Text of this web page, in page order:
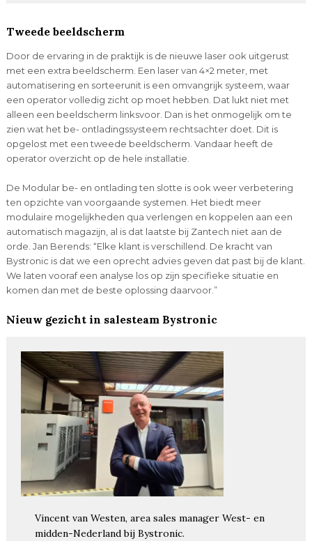
Tweede beeldscherm
Door de ervaring in de praktijk is de nieuwe laser ook uitgerust
met een extra beeldscherm. Een laser van 4×2 meter, met
automatisering en sorteerunit is een omvangrijk systeem, waar
een operator volledig zicht op moet hebben. Dat lukt niet met
alleen een beeldscherm linksvoor. Dan is het onmogelijk om te
zien wat het be- ontladingssysteem rechtsachter doet. Dit is
opgelost met een tweede beeldscherm. Vandaar heeft de
operator overzicht op de hele installatie.
De Modular be- en ontlading ten slotte is ook weer verbetering
ten opzichte van voorgaande systemen. Het biedt meer
modulaire mogelijkheden qua verlengen en koppelen aan een
automatisch magazijn, al is dat laatste bij Zantech niet aan de
orde. Jan Berends: “Elke klant is verschillend. De kracht van
Bystronic is dat we een oprecht advies geven dat past bij de klant.
We laten vooraf een analyse los op zijn specifieke situatie en
komen dan met de beste oplossing daarvoor.”
Nieuw gezicht in salesteam Bystronic
Vincent van Westen, area sales manager West- en
midden-Nederland bij Bystronic.